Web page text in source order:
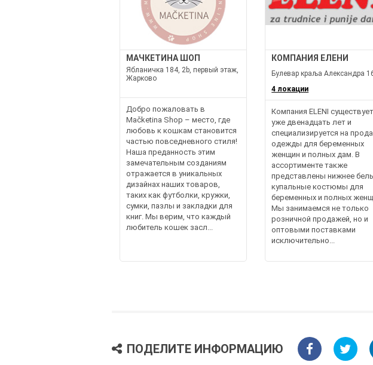
МАЧКЕТИНА ШОП
Ябланичка 184, 2b, первый этаж,
Жарково
Добро пожаловать в
Mačketina Shop – место, где
любовь к кошкам становится
частью повседневного стиля!
Наша преданность этим
замечательным созданиям
отражается в уникальных
дизайнах наших товаров,
таких как футболки, кружки,
сумки, пазлы и закладки для
книг. Мы верим, что каждый
любитель кошек засл...
КОМПАНИЯ ЕЛЕНИ
Булевар краља Александра
4 локации
Компания ELENI существует
уже двенадцать лет и
специализируется на
одежды для беременных
женщин и полных дам. В
ассортименте также
представлены нижнее
купальные костюмы для
беременных и полных
Мы занимаемся не только
розничной продажей, но и
оптовыми поставками
исключительно...
ПОДЕЛИТЕ ИНФОРМАЦИЮ